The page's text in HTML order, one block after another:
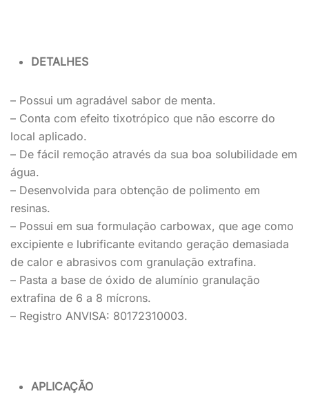
DETALHES
– Possui um agradável sabor de menta.
– Conta com efeito tixotrópico que não escorre do
local aplicado.
– De fácil remoção através da sua boa solubilidade em
água.
– Desenvolvida para obtenção de polimento em
resinas.
– Possui em sua formulação carbowax, que age como
excipiente e lubrificante evitando geração demasiada
de calor e abrasivos com granulação extrafina.
– Pasta a base de óxido de alumínio granulação
extrafina de 6 a 8 mícrons.
– Registro ANVISA: 80172310003.
APLICAÇÃO